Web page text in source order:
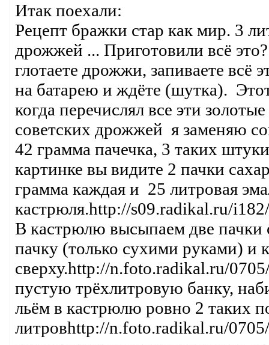
Итак поехали:
Рецепт бражки стар как мир. 3
дрожжей ... Приготовили всё
глотаете дрожжи, запиваете всё
на батарею и ждёте (шутка).
когда перечислял все эти
советских дрожжей я заменяю
42 грамма пачечка, 3 таких
картинке вы видите 2 пачки
грамма каждая и 25 литровая
кастрюля.http://s09.radikal.ru/
В кастрюлю высыпаем две
пачку (только сухими руками) и
сверху.http://n.foto.radikal.ru/
пустую трёхлитровую банку,
льём в кастрюлю ровно 2 таких
литровhttp://n.foto.radikal.ru/